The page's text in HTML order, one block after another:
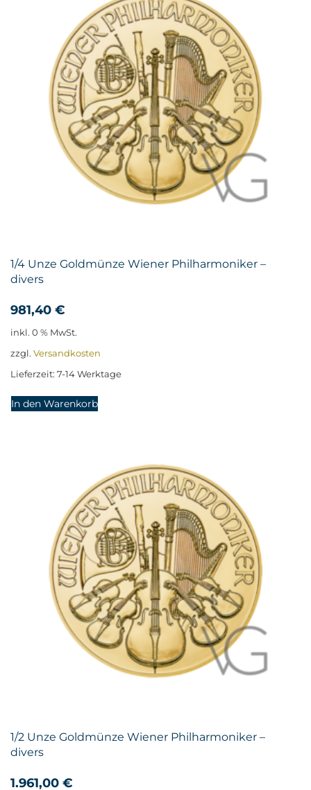
1/4 Unze Goldmünze Wiener Philharmoniker –
divers
981,40 €
inkl. 0 % MwSt.
zzgl. Versandkosten
Lieferzeit: 7-14 Werktage
In den Warenkorb
1/2 Unze Goldmünze Wiener Philharmoniker –
divers
1.961,00 €